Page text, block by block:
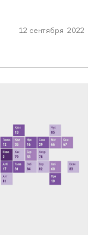
12 сентября 2022